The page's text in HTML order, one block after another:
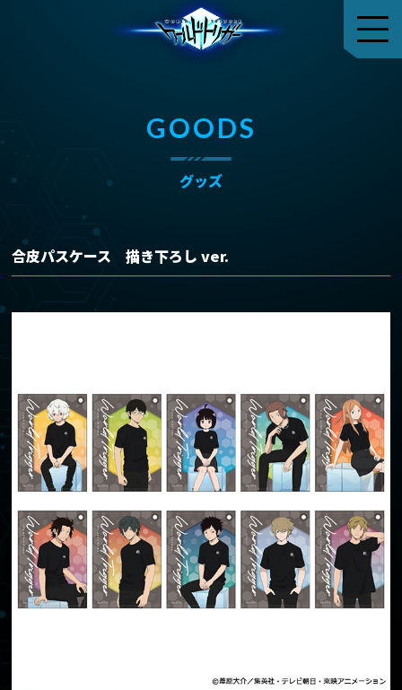
TOP トップ
NEWS ニュース
ABOUT
CHARACTER キャラクター
ONAIR 放送情報
GOODS
グッズ
合皮パスケース 描き下ろし ver.